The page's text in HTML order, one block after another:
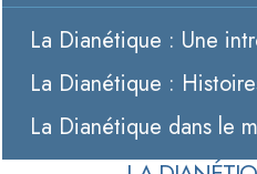
La Dianétique : Une
La Dianétique :
La Dianétique dans le